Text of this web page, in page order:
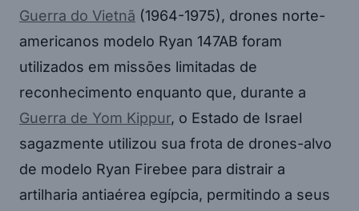
Guerra do Vietnã (1964-1975), drones norte-
americanos modelo Ryan 147AB foram
utilizados em missões limitadas de
reconhecimento enquanto que, durante a
Guerra de Yom Kippur, o Estado de Israel
sagazmente utilizou sua frota de drones-alvo
de modelo Ryan Firebee para distrair a
artilharia antiaérea egípcia, permitindo a seus